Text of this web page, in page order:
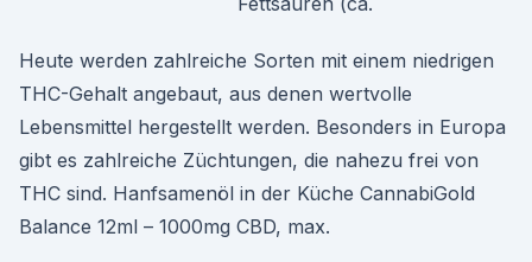
Heute werden zahlreiche Sorten mit einem niedrigen
THC-Gehalt angebaut, aus denen wertvolle
Lebensmittel hergestellt werden. Besonders in Europa
gibt es zahlreiche Züchtungen, die nahezu frei von
THC sind. Hanfsamenöl in der Küche CannabiGold
Balance 12ml – 1000mg CBD, max.